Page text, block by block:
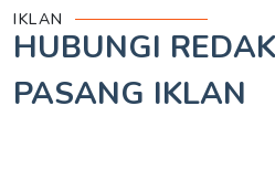
IKLAN
HUBUNGI
PASANG IKLAN